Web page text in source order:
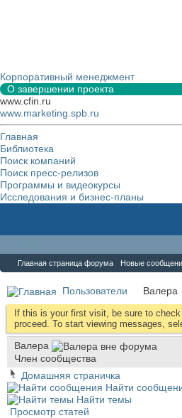
Корпоративный менеджмент
О завершении проекта
www.cfin.ru
www.marketing.spb.ru
Главная
Библиотека
Поиск компаний
Поиск пресс-релизов
Программы и видеокурсы
Исследования и бизнес-планы
Главная страница форума Новые
Пользователи Валера
If this is your first visit, be sure to
proceed. To start viewing messages,
Валера
Член сообщества
Домашняя страничка
Найти
Найти темы
Просмотр статей